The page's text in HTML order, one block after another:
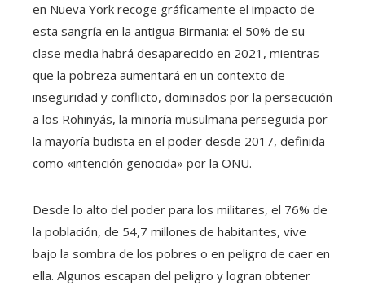
en Nueva York recoge gráficamente el impacto de
esta sangría en la antigua Birmania: el 50% de su
clase media habrá desaparecido en 2021, mientras
que la pobreza aumentará en un contexto de
inseguridad y conflicto, dominados por la persecución
a los Rohinyás, la minoría musulmana perseguida por
la mayoría budista en el poder desde 2017, definida
como «intención genocida» por la ONU.
Desde lo alto del poder para los militares, el 76% de
la población, de 54,7 millones de habitantes, vive
bajo la sombra de los pobres o en peligro de caer en
ella. Algunos escapan del peligro y logran obtener